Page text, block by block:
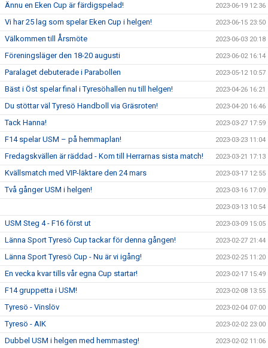
Ännu en Eken Cup är färdigspelad! 2023-06-19 12:36
Vi har 25 lag som spelar Eken Cup i helgen! 2023-06-15 23:50
Välkommen till Årsmöte 2023-06-03 20:18
Föreningsläger den 18-20 augusti 2023-06-02 16:14
Paralaget debuterade i Parabollen 2023-05-12 10:57
Bäst i Öst spelar final i Tyresöhallen nu till helgen! 2023-04-26 16:21
Du stöttar väl Tyresö Handboll via Gräsroten! 2023-04-20 16:46
Tack Hanna! 2023-03-27 17:59
F14 spelar USM – på hemmaplan! 2023-03-23 11:04
Fredagskvällen är räddad - Kom till Herrarnas sista match! 2023-03-21 17:13
Kvällsmatch med VIP-läktare den 24 mars 2023-03-17 12:55
Två gånger USM i helgen! 2023-03-16 17:09
2023-03-13 10:54
USM Steg 4 - F16 först ut 2023-03-09 15:05
Länna Sport Tyresö Cup tackar för denna gången! 2023-02-27 21:44
Länna Sport Tyresö Cup - Nu är vi igång! 2023-02-25 11:20
En vecka kvar tills vår egna Cup startar! 2023-02-17 15:49
F14 gruppetta i USM! 2023-02-08 13:55
Tyresö - Vinslöv 2023-02-04 07:00
Tyresö - AIK 2023-02-02 23:00
Dubbel USM i helgen med hemmasteg! 2023-02-02 11:06